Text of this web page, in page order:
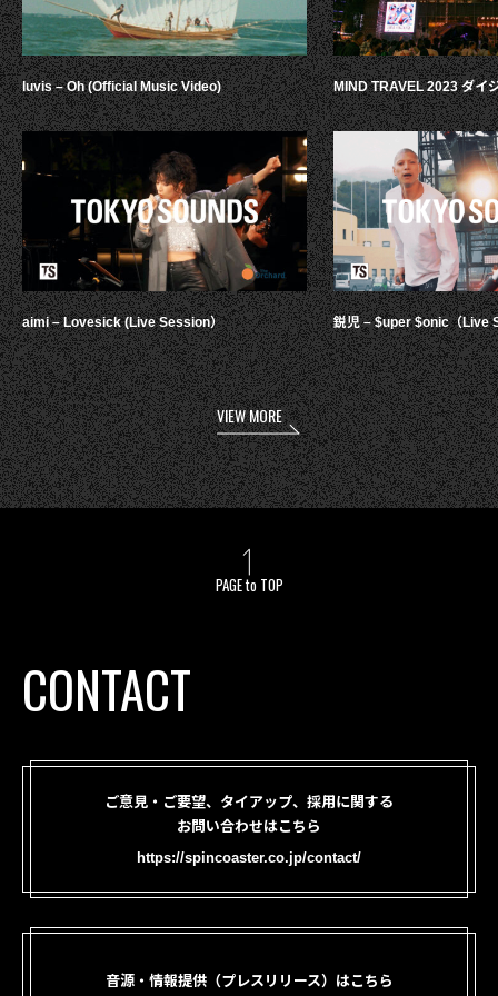
luvis – Oh (Official Music Video)
aimi – Lovesick (Live Session）
MIND TRAVEL 2023 ダイ
鋭児 – $uper $onic（Live
VIEW MORE
PAGE to TOP
CONTACT
ご意見・ご要望、タイアップ、採用に関する
お問い合わせはこちら
https://spincoaster.co.jp/contact/
音源・情報提供（プレスリリース）はこちら